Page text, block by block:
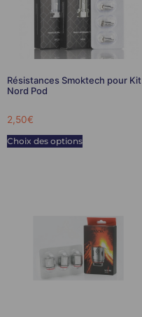
Résistances Smoktech pour Kit
Nord Pod
2,50€
Choix des options